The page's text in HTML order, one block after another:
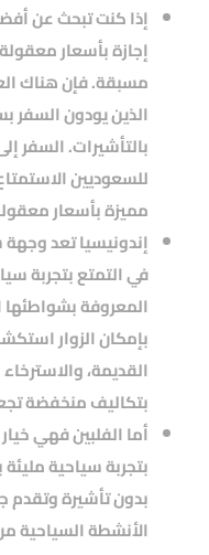
إذا كنت تبحث عن
إجازة بأسعار
مسبقة. فإن هناك
الذين يودون السفر
بالتأشيرات. السفر
للسعوديين
مميزة بأسعار
إندونيسياتعد وجهة
في التمتع بتجربة
المعروفة بشواطئها
بإمكان الزوار
القديمة،
بتكاليف منخفضة
أماالفلبينفهي خيار
بتجربة سياحية
بدون تأشيرة وتقدم
الأنشطة